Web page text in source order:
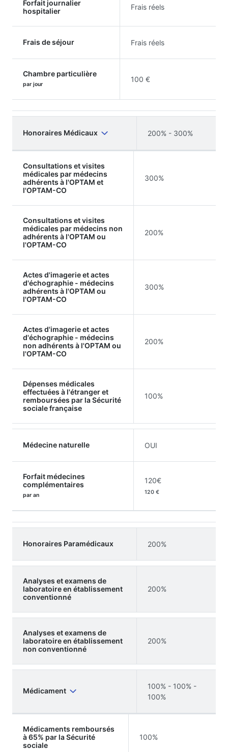
Forfait journalier
hospitalier
Frais réels
Frais de séjour Frais réels
Chambre particulière
par jour
100 €
Honoraires Médicaux 200% - 300%
Consultations et visites
médicales par médecins
adhérents à l'OPTAM et
l'OPTAM-CO
300%
Consultations et visites
médicales par médecins non
adhérents à l'OPTAM ou
l'OPTAM-CO
200%
Actes d'imagerie et actes
d'échographie - médecins
adhérents à l'OPTAM ou
l'OPTAM-CO
300%
Actes d'imagerie et actes
d'échographie - médecins
non adhérents à l'OPTAM ou
l'OPTAM-CO
200%
Dépenses médicales
effectuées à l'étranger et
remboursées par la Sécurité
sociale française
100%
Médecine naturelle OUI
Forfait médecines
complémentaires
par an
120€
120 €
Honoraires Paramédicaux 200%
Analyses et examens de
laboratoire en établissement
conventionné
200%
Analyses et examens de
laboratoire en établissement
non conventionné
200%
Médicament
100% - 100% -
100%
Médicaments remboursés
à 65% par la Sécurité
sociale
100%